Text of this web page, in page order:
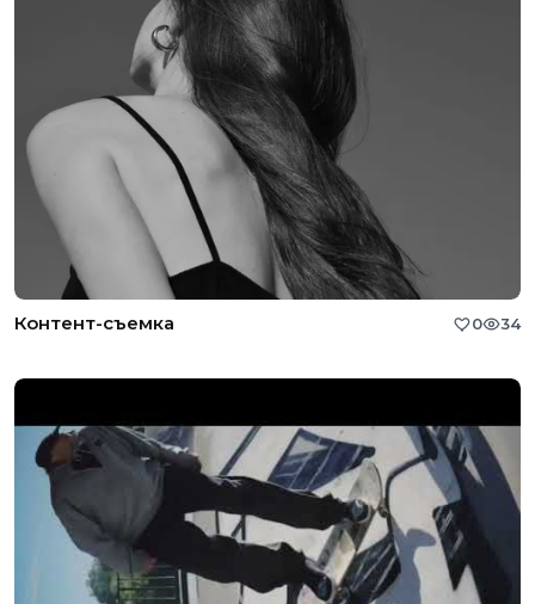
Контент-съемка 0 34